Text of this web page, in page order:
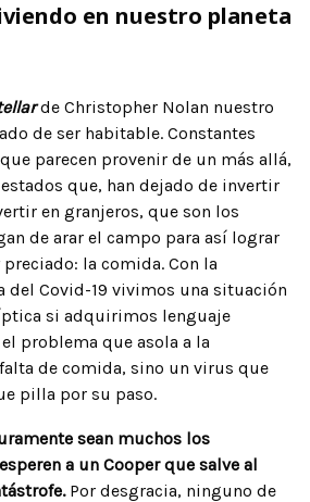
en nuestro planeta
de Christopher Nolan nuestro
de ser habitable. Constantes
parecen provenir de un más allá,
que, han dejado de invertir
en granjeros, que son los
de arar el campo para así lograr
la comida. Con la
del Covid-19 vivimos una situación
si adquirimos lenguaje
problema que asola a la
de comida, sino un virus que
pilla por su paso.
sean muchos los
a un Cooper que salve al
Por desgracia, ninguno de